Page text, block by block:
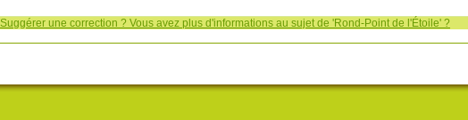
Suggérer une correction ? Vous avez plus d'informations au sujet de 'Rond-Point de l'Étoile' ?